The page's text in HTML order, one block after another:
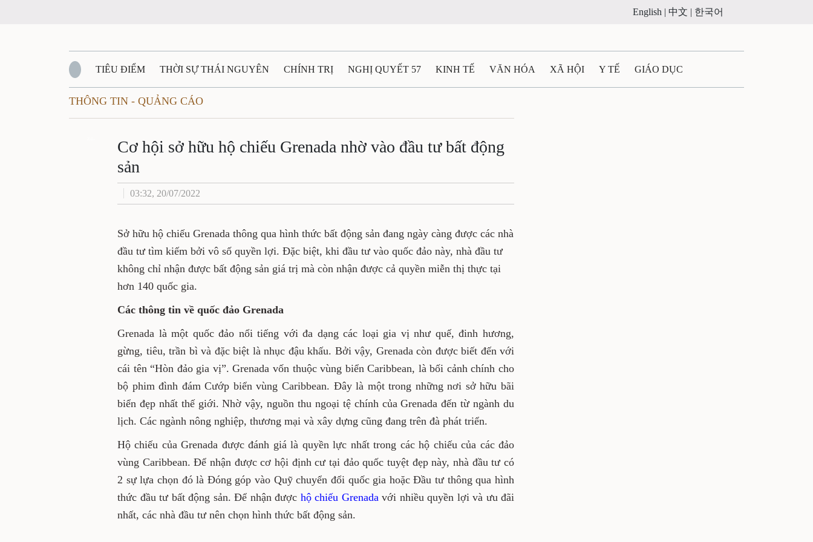
English | 中文 | 한국어
TIÊU ĐIỂM THỜI SỰ THÁI NGUYÊN CHÍNH TRỊ NGHỊ QUYẾT 57 KINH TẾ VĂN HÓA XÃ HỘI Y TẾ GIÁO DỤC
QUỐC PHÒNG - AN NINH
QUÊ HƯƠNG - ĐẤT NƯỚC QUỐC TẾ TÀI NGUYÊN - MÔI TRƯỜNG THỂ THAO THÔNG TIN - QUẢNG CÁO
THÔNG TIN - QUẢNG CÁO
Cơ hội sở hữu hộ chiếu Grenada nhờ vào đầu tư bất động
sản
03:32, 20/07/2022
Sở hữu hộ chiếu Grenada thông qua hình thức bất động sản đang ngày càng được các nhà
đầu tư tìm kiếm bởi vô số quyền lợi. Đặc biệt, khi đầu tư vào quốc đảo này, nhà đầu tư
không chỉ nhận được bất động sản giá trị mà còn nhận được cả quyền miễn thị thực tại
hơn 140 quốc gia.
Các thông tin về quốc đảo Grenada
Grenada là một quốc đảo nổi tiếng với đa dạng các loại gia vị như quế, đinh hương,
gừng, tiêu, trần bì và đặc biệt là nhục đậu khấu. Bởi vậy, Grenada còn được biết đến với
cái tên “Hòn đảo gia vị”. Grenada vốn thuộc vùng biển Caribbean, là bối cảnh chính cho
bộ phim đình đám Cướp biển vùng Caribbean. Đây là một trong những nơi sở hữu bãi
biển đẹp nhất thế giới. Nhờ vậy, nguồn thu ngoại tệ chính của Grenada đến từ ngành du
lịch. Các ngành nông nghiệp, thương mại và xây dựng cũng đang trên đà phát triển.
Hộ chiếu của Grenada được đánh giá là quyền lực nhất trong các hộ chiếu của các đảo
vùng Caribbean. Để nhận được cơ hội định cư tại đảo quốc tuyệt đẹp này, nhà đầu tư có
2 sự lựa chọn đó là Đóng góp vào Quỹ chuyển đổi quốc gia hoặc Đầu tư thông qua hình
thức đầu tư bất động sản. Để nhận được hộ chiếu Grenadavới nhiều quyền lợi và ưu đãi
nhất, các nhà đầu tư nên chọn hình thức bất động sản.